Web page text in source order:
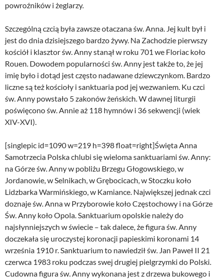
powroźników i żeglarzy.
Szczególną czcią była zawsze otaczana św. Anna. Jej kult był i
jest do dnia dzisiejszego bardzo żywy. Na Zachodzie pierwszy
kościół i klasztor św. Anny stanął w roku 701 we Floriac koło
Rouen. Dowodem popularności św. Anny jest także to, że jej
imię było i dotąd jest często nadawane dziewczynkom. Bardzo
liczne są też kościoły i sanktuaria pod jej wezwaniem. Ku czci
św. Anny powstało 5 zakonów żeńskich. W dawnej liturgii
poświęcono św. Annie aż 118 hymnów i 36 sekwencji (wiek
XIV-XVI).
[singlepic id=1090 w=219 h=398 float=right]Święta Anna
Samotrzecia Polska chlubi się wieloma sanktuariami św. Anny:
na Górze św. Anny w pobliżu Brzegu Głogowskiego, w
Jordanowie, w Selnikach, w Grębocicach, w Stoczku koło
Lidzbarka Warmińskiego, w Kamiance. Największej jednak czci
doznaje św. Anna w Przyborowie koło Częstochowy i na Górze
Św. Anny koło Opola. Sanktuarium opolskie należy do
najsłynniejszych w świecie – tak dalece, że figura św. Anny
doczekała się uroczystej koronacji papieskimi koronami 14
września 1910 r. Sanktuarium to nawiedził św. Jan Paweł II 21
czerwca 1983 roku podczas swej drugiej pielgrzymki do Polski.
Cudowna figura św. Anny wykonana jest z drzewa bukowego i